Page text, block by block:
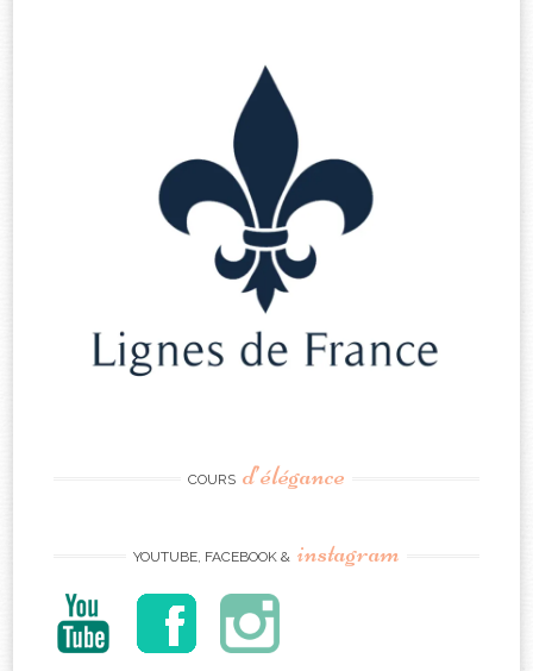
COURS d’élégance
YOUTUBE, FACEBOOK & instagram